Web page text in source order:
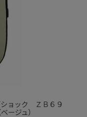
ョック ＺＢ６９
ージュ）